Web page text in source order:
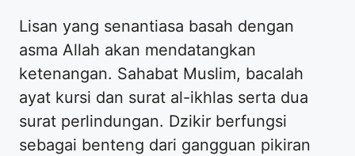
Lisan yang senantiasa basah dengan
asma Allah akan mendatangkan
ketenangan. Sahabat Muslim, bacalah
ayat kursi dan surat al-ikhlas serta dua
surat perlindungan. Dzikir berfungsi
sebagai benteng dari gangguan pikiran